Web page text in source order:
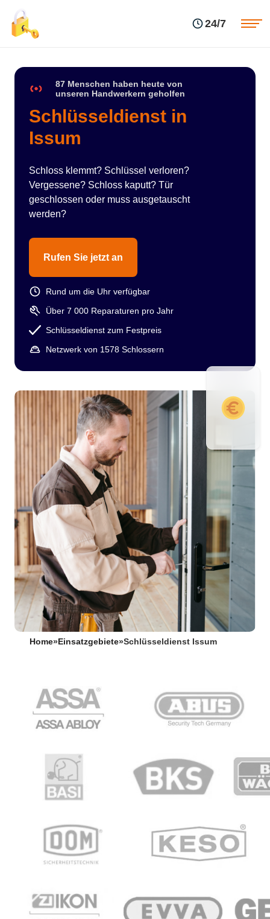
24/7
87 Menschen haben heute von
unseren Handwerkern geholfen
Schlüsseldienst in
Issum
Schloss klemmt? Schlüssel verloren?
Vergessene? Schloss kaputt? Tür
geschlossen oder muss ausgetauscht
werden?
Rufen Sie jetzt an
Rund um die Uhr verfügbar
Über 7 000 Reparaturen pro Jahr
Schlüsseldienst zum Festpreis
Netzwerk von 1578 Schlossern
Home» Einsatzgebiete»Schlüsseldienst Issum